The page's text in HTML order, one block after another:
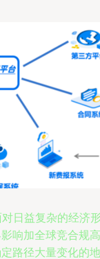
日益复杂的经济
响加全球竞合规高
路径大量变化的地